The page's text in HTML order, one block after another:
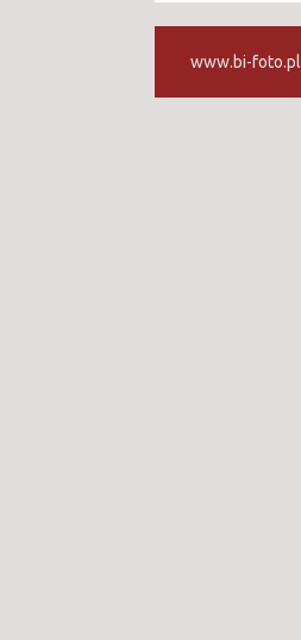
www.bi-foto.pl